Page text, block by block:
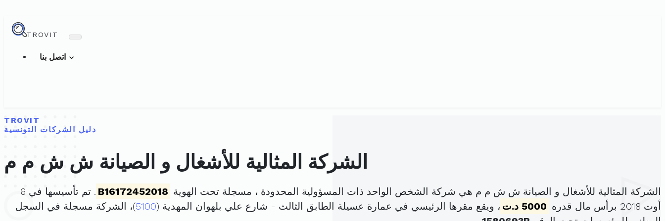
TROVIT
TROVIT
دليل الشركات التونسية
الشركة المثالية للأشغال و الصيانة ش ش م م
الشركة المثالية للأشغال و الصيانة ش ش م م هي شركة الشخص الواحد ذات المسؤولية المحدودة ، مسجلة تحت الهوية B16172452018
. تم تأسيسها في 6
أوت 2018 برأس مال قدره
5000 د.ت ، ويقع مقرها الرئيسي في عمارة عسيلة الطابق الثالث - شارع علي بلهوان المهدية (5100)، الشركة مسجلة في السجل